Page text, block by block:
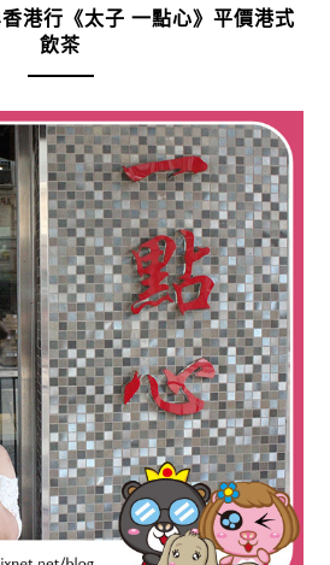
港行《太子 一點心》平價港式
飲茶